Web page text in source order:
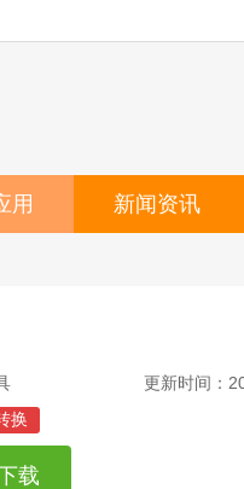
用 新闻资讯
更新时间：
换
载